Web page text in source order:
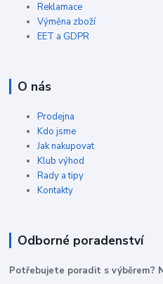
Reklamace
Výměna zboží
EET a GDPR
O nás
Prodejna
Kdo jsme
Jak nakupovat
Klub výhod
Rady a tipy
Kontakty
Odborné poradenství
Potřebujete poradit s výběrem?